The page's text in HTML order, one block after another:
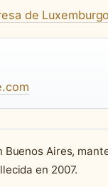
de
Aires,
en 2007.